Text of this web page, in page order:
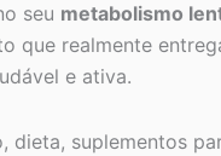
seu metabolismo
que realmente
e ativa.
suplementos